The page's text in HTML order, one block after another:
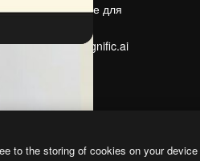
Помещение для
Ищете magnific.ai
to the storing of cookies on your